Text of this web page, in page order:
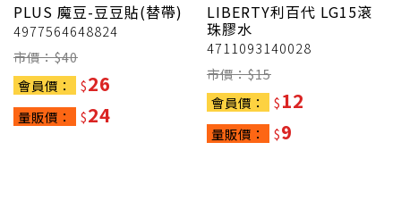
PLUS 魔豆-豆豆貼(替帶)
4977564648824
市價：$40
會員價：
$26
量販價： $24
LIBERTY利百代 LG15滾
珠膠水
4711093140028
市價：$15
會員價：
$12
量販價： $9